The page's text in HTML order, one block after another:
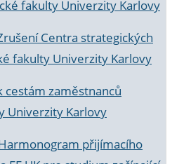
fakulty Univerzity Karlovy
Centra strategických
fakulty Univerzity Karlovy
cestám zaměstnanců
Univerzity Karlovy
přijímacího